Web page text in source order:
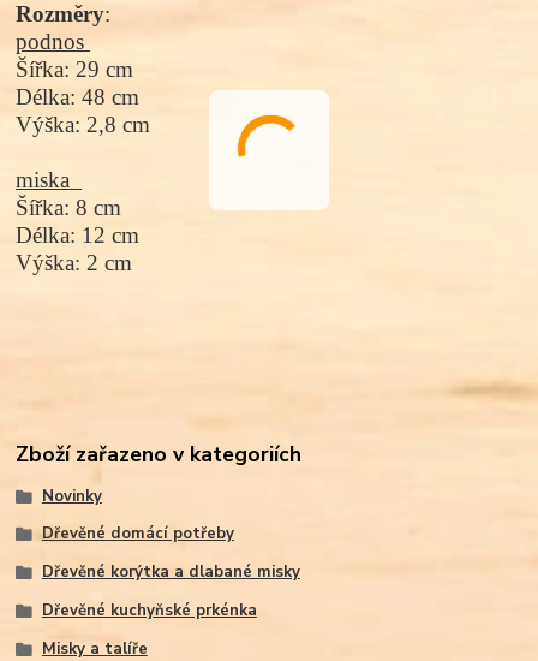
Rozměry:
podnos
Šířka: 29 cm
Délka: 48 cm
Výška: 2,8 cm
miska
Šířka: 8 cm
Délka: 12 cm
Výška: 2 cm
Zboží zařazeno v kategoriích
Novinky
Dřevěné domácí potřeby
Dřevěné korýtka a dlabané misky
Dřevěné kuchyňské prkénka
Misky a talíře